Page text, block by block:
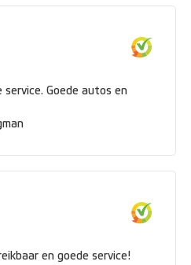
Goede autos en
en goede service!